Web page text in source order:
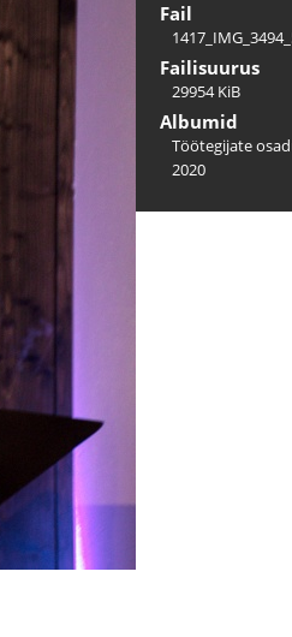
Fail
Failisuurus
29954 KiB
Albumid
Töötegijate
2020